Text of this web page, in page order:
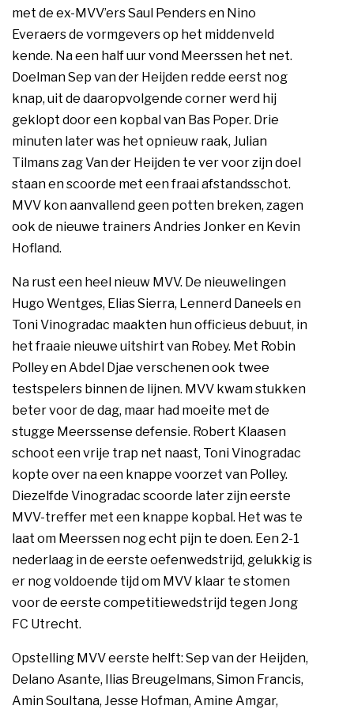
met de ex-MVV’ers Saul Penders en Nino
Everaers de vormgevers op het middenveld
kende. Na een half uur vond Meerssen het net.
Doelman Sep van der Heijden redde eerst nog
knap, uit de daaropvolgende corner werd hij
geklopt door een kopbal van Bas Poper. Drie
minuten later was het opnieuw raak, Julian
Tilmans zag Van der Heijden te ver voor zijn doel
staan en scoorde met een fraai afstandsschot.
MVV kon aanvallend geen potten breken, zagen
ook de nieuwe trainers Andries Jonker en Kevin
Hofland.
Na rust een heel nieuw MVV. De nieuwelingen
Hugo Wentges, Elias Sierra, Lennerd Daneels en
Toni Vinogradac maakten hun officieus debuut, in
het fraaie nieuwe uitshirt van Robey. Met Robin
Polley en Abdel Djae verschenen ook twee
testspelers binnen de lijnen. MVV kwam stukken
beter voor de dag, maar had moeite met de
stugge Meerssense defensie. Robert Klaasen
schoot een vrije trap net naast, Toni Vinogradac
kopte over na een knappe voorzet van Polley.
Diezelfde Vinogradac scoorde later zijn eerste
MVV-treffer met een knappe kopbal. Het was te
laat om Meerssen nog echt pijn te doen. Een 2-1
nederlaag in de eerste oefenwedstrijd, gelukkig is
er nog voldoende tijd om MVV klaar te stomen
voor de eerste competitiewedstrijd tegen Jong
FC Utrecht.
Opstelling MVV eerste helft: Sep van der Heijden,
Delano Asante, Ilias Breugelmans, Simon Francis,
Amin Soultana, Jesse Hofman, Amine Amgar,